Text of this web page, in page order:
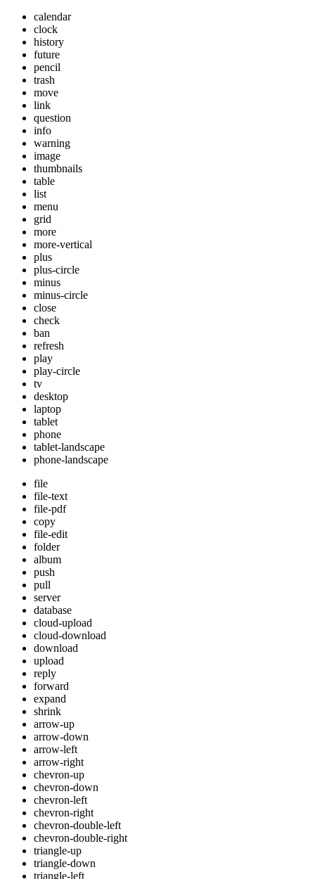
calendar
clock
history
future
pencil
trash
move
link
question
info
warning
image
thumbnails
table
list
menu
grid
more
more-vertical
plus
plus-circle
minus
minus-circle
close
check
ban
refresh
play
play-circle
tv
desktop
laptop
tablet
phone
tablet-landscape
phone-landscape
file
file-text
file-pdf
copy
file-edit
folder
album
push
pull
server
database
cloud-upload
cloud-download
download
upload
reply
forward
expand
shrink
arrow-up
arrow-down
arrow-left
arrow-right
chevron-up
chevron-down
chevron-left
chevron-right
chevron-double-left
chevron-double-right
triangle-up
triangle-down
triangle-left